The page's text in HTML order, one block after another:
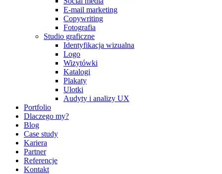
E-mail marketing
Copywriting
Fotografia
Studio graficzne
Identyfikacja wizualna
Logo
Wizytówki
Katalogi
Plakaty
Ulotki
Audyty i analizy UX
Portfolio
Dlaczego my?
Blog
Case study
Kariera
Partner
Referencje
Kontakt